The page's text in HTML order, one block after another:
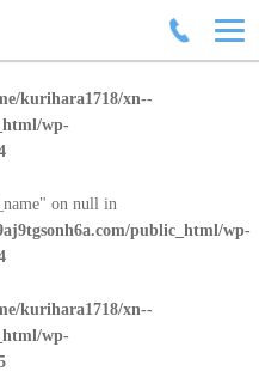
kurihara1718/xn--
wp-
on null in
public_html/wp-
kurihara1718/xn--
wp-